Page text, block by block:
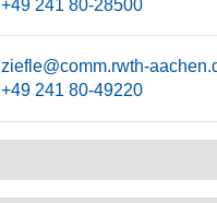
+49 241 80-28500
ziefle@comm.rwth-
+49 241 80-49220